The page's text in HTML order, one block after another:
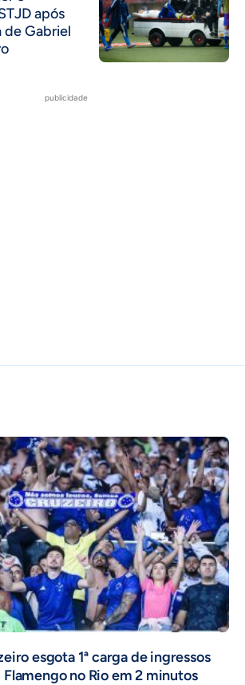
após
de Gabriel
publicidade
esgota 1ª carga de ingressos
no Rio em 2 minutos